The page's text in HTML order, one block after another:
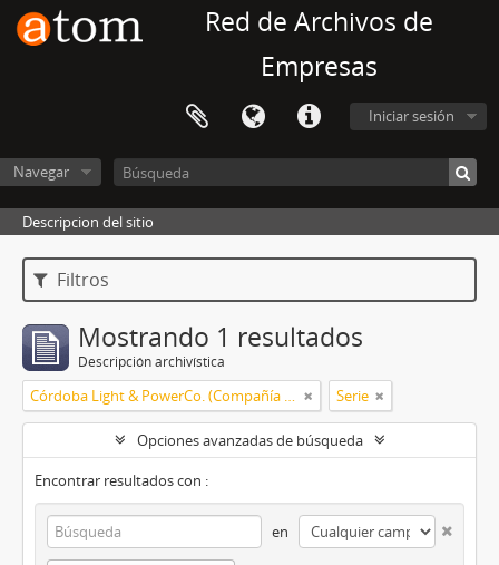
Red de Archivos de
Empresas
Iniciar sesión
Navegar
Descripcion del sitio
Filtros
Mostrando 1 resultados
Descripción archivística
Córdoba Light & PowerCo. (Compañía de Luz y Fuerza de Córdoba) Serie
Opciones avanzadas de búsqueda
Encontrar resultados con :
en